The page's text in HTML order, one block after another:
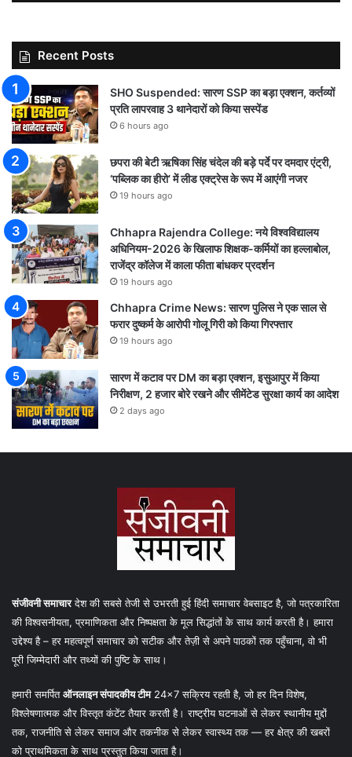
Recent Posts
SHO Suspended: सारण SSP का बड़ा एक्शन, कर्तव्यों
प्रति लापरवाह 3 थानेदारों को किया सस्पेंड
6 hours ago
छपरा की बेटी ऋषिका सिंह चंदेल की बड़े पर्दे पर दमदार एंट्री,
‘पब्लिक का हीरो’ में लीड एक्ट्रेस के रूप में आएंगी नजर
19 hours ago
Chhapra Rajendra College: नये विश्वविद्यालय
अधिनियम-2026 के खिलाफ शिक्षक-कर्मियों का हल्लाबोल,
राजेंद्र कॉलेज में काला फीता बांधकर प्रदर्शन
19 hours ago
Chhapra Crime News: सारण पुलिस ने एक साल से
फरार दुष्कर्म के आरोपी गोलू गिरी को किया गिरफ्तार
19 hours ago
सारण में कटाव पर DM का बड़ा एक्शन, इसुआपुर में किया
निरीक्षण, 2 हजार बोरे रखने और सीमेंटेड सुरक्षा कार्य का आदेश
2 days ago
संजीवनी समाचारदेश की सबसे तेजी से उभरती हुई हिंदी समाचार वेबसाइट है, जो पत्रकारिता
की विश्वसनीयता, प्रमाणिकता और निष्पक्षता के मूल सिद्धांतों के साथ कार्य करती है। हमारा
उद्देश्य है – हर महत्वपूर्ण समाचार को सटीक और तेज़ी से अपने पाठकों तक पहुँचाना, वो भी
पूरी जिम्मेदारी और तथ्यों की पुष्टि के साथ।
हमारी समर्पितऑनलाइन संपादकीय टीम24×7 सक्रिय रहती है, जो हर दिन विशेष,
विश्लेषणात्मक और विस्तृत कंटेंट तैयार करती है। राष्ट्रीय घटनाओं से लेकर स्थानीय मुद्दों
तक, राजनीति से लेकर समाज और तकनीक से लेकर स्वास्थ्य तक — हर क्षेत्र की खबरों
को प्राथमिकता के साथ प्रस्तुत किया जाता है।